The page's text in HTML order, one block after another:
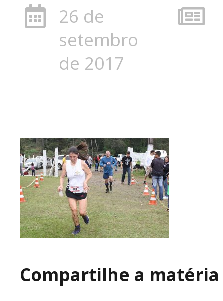
26 de
setembro
de 2017
Compartilhe a